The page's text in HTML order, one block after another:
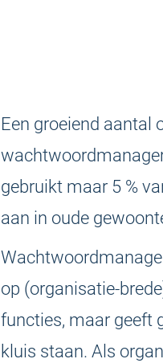
Een groeiend aantal
gebruikt maar 5 %
aan in oude
op (organisatie-
functies, maar geeft
kluis staan. Als